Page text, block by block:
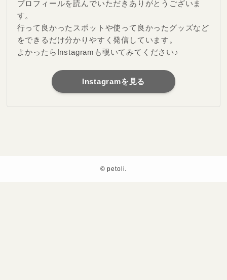
プロフィールを読んでいただきありがとうございま
す。
行って良かったスポットや使って良かったグッズなど
をできるだけ分かりやすく発信しています。
よかったらInstagramも覗いてみてください♪
Instagramを見る
© petoli.